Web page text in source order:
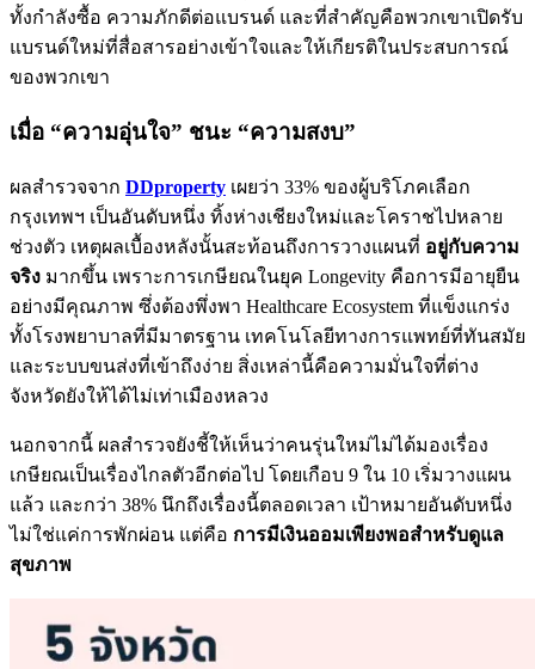
ทั้งกำลังซื้อ ความภักดีต่อแบรนด์ และที่สำคัญคือพวกเขาเปิดรับ
แบรนด์ใหม่ที่สื่อสารอย่างเข้าใจและให้เกียรติในประสบการณ์
ของพวกเขา
เมื่อ “ความอุ่นใจ” ชนะ “ความสงบ”
ผลสำรวจจาก DDproperty เผยว่า 33% ของผู้บริโภคเลือก
กรุงเทพฯ เป็นอันดับหนึ่ง ทิ้งห่างเชียงใหม่และโคราชไปหลาย
ช่วงตัว เหตุผลเบื้องหลังนั้นสะท้อนถึงการวางแผนที่ อยู่กับความ
จริง มากขึ้น เพราะการเกษียณในยุค Longevity คือการมีอายุยืน
อย่างมีคุณภาพ ซึ่งต้องพึ่งพา Healthcare Ecosystem ที่แข็งแกร่ง
ทั้งโรงพยาบาลที่มีมาตรฐาน เทคโนโลยีทางการแพทย์ที่ทันสมัย
และระบบขนส่งที่เข้าถึงง่าย สิ่งเหล่านี้คือความมั่นใจที่ต่าง
จังหวัดยังให้ได้ไม่เท่าเมืองหลวง
นอกจากนี้ ผลสำรวจยังชี้ให้เห็นว่าคนรุ่นใหม่ไม่ได้มองเรื่อง
เกษียณเป็นเรื่องไกลตัวอีกต่อไป โดยเกือบ 9 ใน 10 เริ่มวางแผน
แล้ว และกว่า 38% นึกถึงเรื่องนี้ตลอดเวลา เป้าหมายอันดับหนึ่ง
ไม่ใช่แค่การพักผ่อน แต่คือ การมีเงินออมเพียงพอสำหรับดูแล
สุขภาพ